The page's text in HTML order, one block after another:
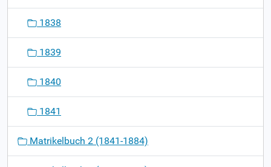
1838
1839
1840
1841
Matrikelbuch 2 (1841-1884)